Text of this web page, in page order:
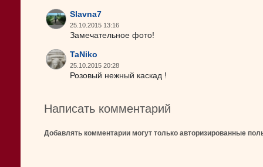
Slavna7
25.10.2015 13:16
Замечательное фото!
TaNiko
25.10.2015 20:28
Розовый нежный каскад !
Написать комментарий
Добавлять комментарии могут только авторизированные